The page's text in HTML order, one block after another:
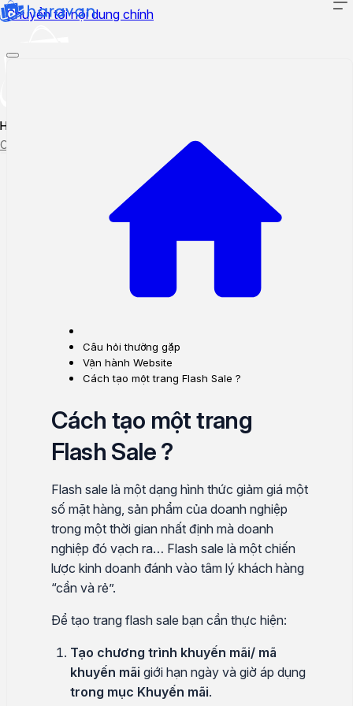
Chuyển tới nội dung chính
Hướng dẫn sử dụng
Cập nhật tính năng mới
Theo dõi ticket
Câu hỏi thường gặp
Vận hành Website
Cách tạo một trang Flash Sale ?
Cách tạo một trang
Flash Sale ?
Flash sale là một dạng hình thức giảm giá một
số mặt hàng, sản phẩm của doanh nghiệp
trong một thời gian nhất định mà doanh
nghiệp đó vạch ra… Flash sale là một chiến
lược kinh doanh đánh vào tâm lý khách hàng
“cần và rẻ”.
Để tạo trang flash sale bạn cần thực hiện:
Tạo chương trình khuyến mãi/ mã
khuyến mãi giới hạn ngày và giờ áp dụng
trong mục Khuyến mãi.